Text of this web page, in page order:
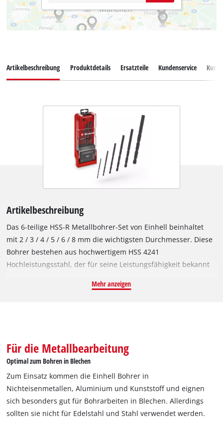
Artikelbeschreibung Produktdetails Ersatzteile Kundenservice
Artikelbeschreibung
Das 6-teilige HSS-R Metallbohrer-Set von Einhell beinhaltet
mit 2 / 3 / 4 / 5 / 6 / 8 mm die wichtigsten Durchmesser. Diese
Bohrer bestehen aus hochwertigem HSS 4241
Hochleistungsstahl, der für seine Leistungsfähigkeit bekannt
ein schnelles, präzises Bohren. Entsprechend der DIN 338
dadurch eine verlängerte Lebensdauer. Zum Einsatz kommen
die Einhell Bohrer in Nichteisenmetallen, Aluminium und
Kunststoff und eignen sich speziell für Bohrarbeiten in
Blechen. Allerdings sollten sie nicht für Edelstahl und Stahl
verwendet werden. Insbesondere im Heimwerkerbereich
leisten die Bohrer bei gelegentlicher Anwendung
Mehr anzeigen
Für die Metallbearbeitung
Optimal zum Bohren in Blechen
Zum Einsatz kommen die Einhell Bohrer in
Nichteisenmetallen, Aluminium und Kunststoff und eignen
sich besonders gut für Bohrarbeiten in Blechen. Allerdings
sollten sie nicht für Edelstahl und Stahl verwendet werden.